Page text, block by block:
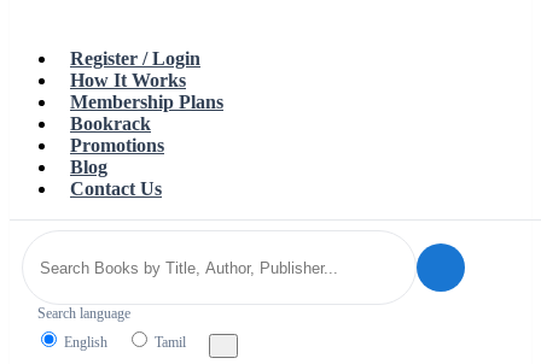
Register / Login
How It Works
Membership Plans
Bookrack
Promotions
Blog
Contact Us
Search language
English
Tamil